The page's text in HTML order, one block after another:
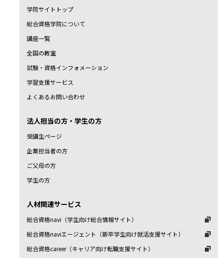
学院サイトトップ
総合資格学院について
講座一覧
全国の教室
試験・資格インフォメーション
学習支援サービス
よくあるお問い合わせ
法人担当の方・学生の方
受講生ページ
企業担当者の方
ご父母の方
学生の方
人材関連サービス
総合資格navi（学生向け総合情報サイト）
総合資格naviエージェント（新卒学生向け就活支援サイト）
総合資格career（キャリア向け転職支援サイト）